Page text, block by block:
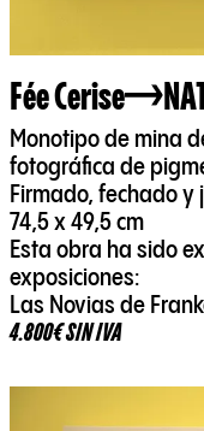
Fée Cerise
Monotipo de mina
fotográfica de
Firmado, fechado y
74,5 x 49,5 cm
Esta obra ha sido
exposiciones:
Las Novias de
4.800€ SIN IVA